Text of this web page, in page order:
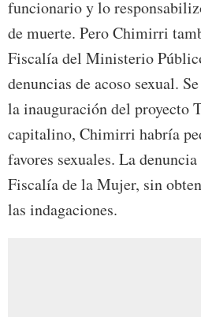
funcionario y lo
de muerte. Pero Chimirri
Fiscalía del Ministerio
denuncias de acoso sexual.
la inauguración del proyecto
capitalino, Chimirri habría
favores sexuales. La
Fiscalía de la Mujer, sin
las indagaciones.